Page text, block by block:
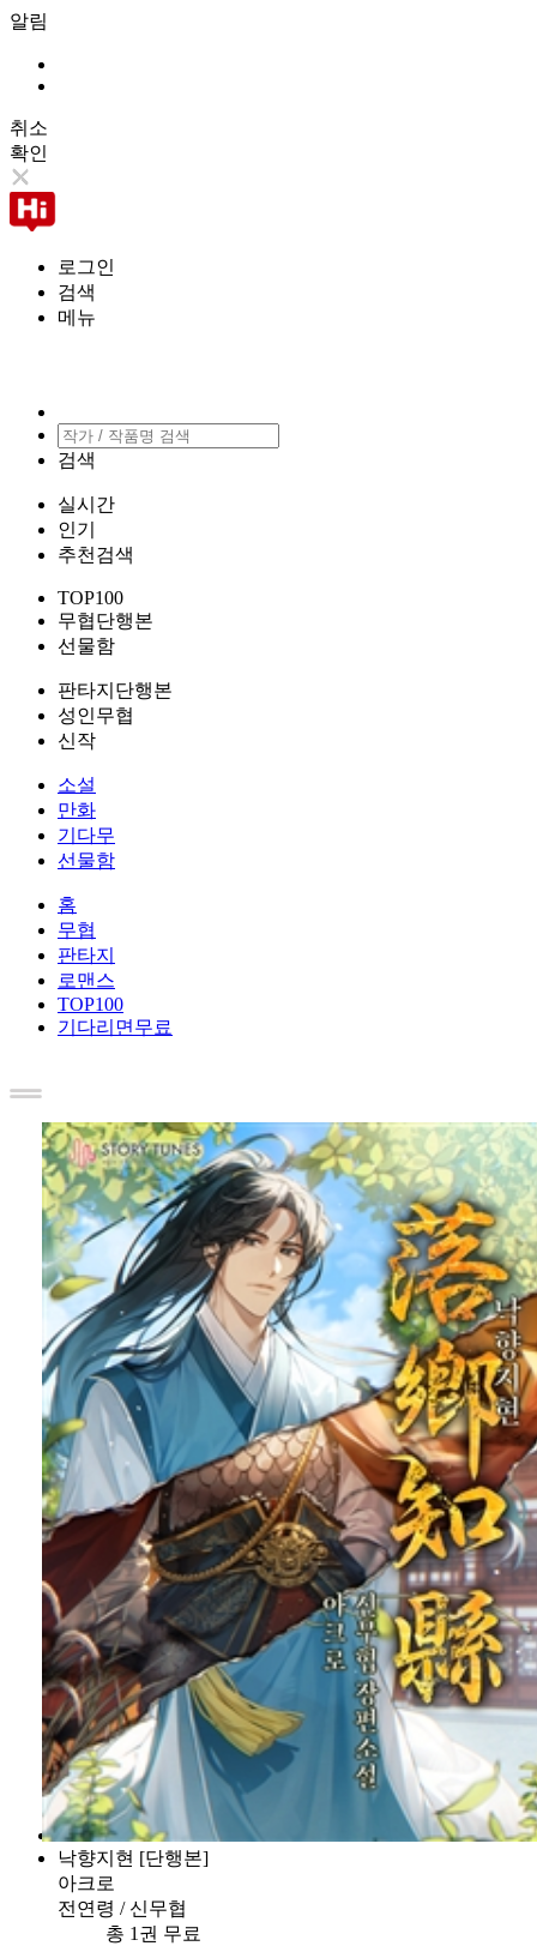
알림
취소
확인
로그인
검색
메뉴
검색
실시간
인기
추천검색
TOP100
무협단행본
선물함
판타지단행본
성인무협
신작
소설
만화
기다무
선물함
홈
무협
판타지
로맨스
TOP100
기다리면무료
낙향지현 [단행본]
아크로
전연령 / 신무협
총 1권 무료